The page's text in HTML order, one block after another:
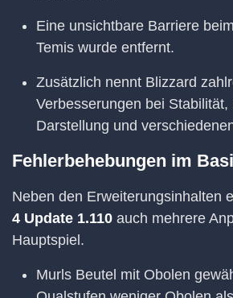
Eine unsichtbare Barriere
Temis wurde entfernt.
Zusätzlich nennt Blizzard
Verbesserungen bei Stabilität,
Darstellung und
Fehlerbehebungen im
Neben den Erweiterungsinhalten
4 Update 1.110 auch mehrere
Hauptspiel.
Murls Beutel mit Obolen